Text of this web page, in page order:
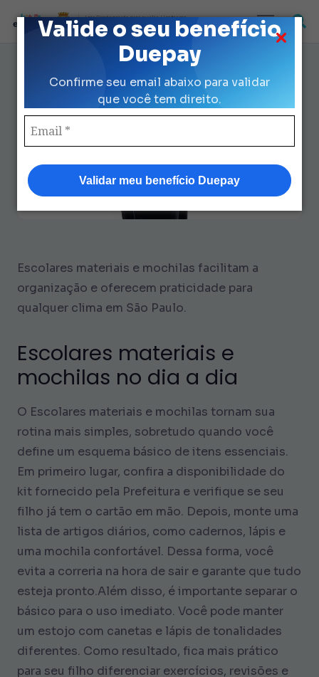
Valide o seu benefício
Duepay
Confirme seu email abaixo para validar
que você tem direito.
Validar meu benefício Duepay
Loja Credenciada para auxilio Uniforme
e Kit Escolar da Prefeitura de São Paulo
Escolares Materiais e Mochilas:
Guia Completo Qualquer Clima
Escolares materiais e mochilas facilitam a
organização e oferecem praticidade para
qualquer clima em São Paulo.
Escolares materiais e
mochilas no dia a dia
O Escolares materiais e mochilas tornam sua
rotina mais simples, sobretudo quando você
define um esquema básico de itens essenciais.
Em primeiro lugar, confira a disponibilidade do
kit fornecido pela Prefeitura e verifique se seu
filho já tem o cartão em mão. Depois, monte uma
lista de artigos diários, como cadernos, lápis e
uma mochila confortável. Dessa forma, você
evita a correria na hora de sair e garante que tudo
esteja pronto.Além disso, é importante separar o
básico para o uso imediato. Você pode manter
um estojo com canetas e lápis de tonalidades
diferentes. Como resultado, fica mais prático
para seu filho diferenciar exercícios, revisões e